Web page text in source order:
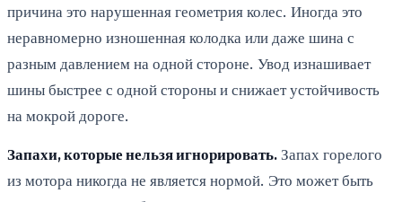
причина это нарушенная геометрия колес. Иногда это
неравномерно изношенная колодка или даже шина с
разным давлением на одной стороне. Увод изнашивает
шины быстрее с одной стороны и снижает устойчивость
на мокрой дороге.
Запахи, которые нельзя игнорировать.Запах горелого
из мотора никогда не является нормой. Это может быть